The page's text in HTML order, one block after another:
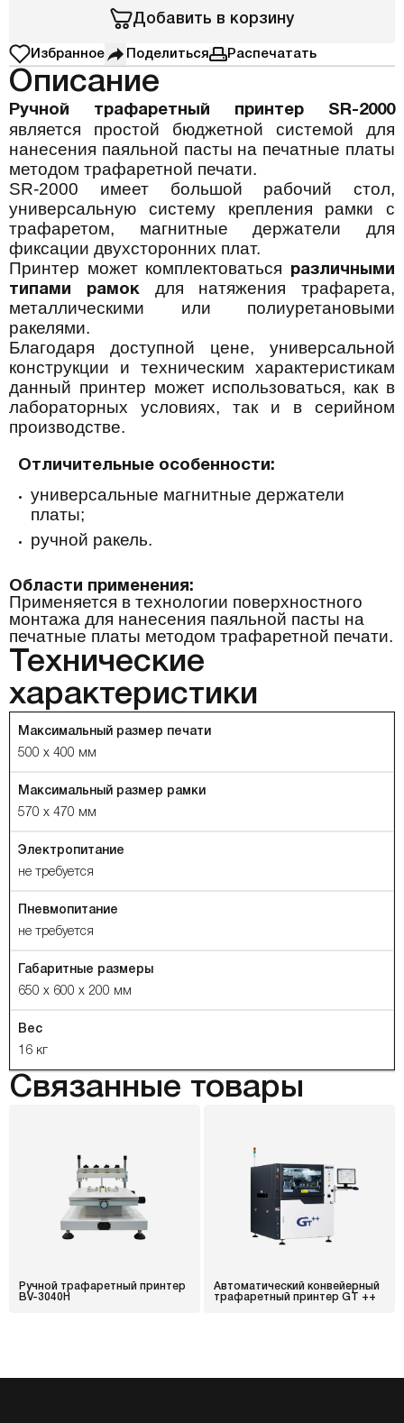
Добавить в корзину
Избранное Поделиться Распечатать
Описание
Ручной трафаретный принтер SR-2000
является простой бюджетной системой для
нанесения паяльной пасты на печатные платы
методом трафаретной печати.
SR-2000 имеет большой рабочий стол,
универсальную систему крепления рамки с
трафаретом, магнитные держатели для
фиксации двухсторонних плат.
Принтер может комплектоваться различными
типами рамок
для натяжения трафарета,
металлическими или полиуретановыми
ракелями.
Благодаря доступной цене, универсальной
конструкции и техническим характеристикам
данный принтер может использоваться, как в
лабораторных условиях, так и в серийном
производстве.
Отличительные особенности:
универсальные магнитные держатели
платы;
ручной ракель.
Области применения:
Применяется в технологии поверхностного
монтажа для нанесения паяльной пасты на
печатные платы методом трафаретной печати.
Технические
характеристики
Максимальный размер печати
500 х 400 мм
Максимальный размер рамки
570 х 470 мм
Электропитание
не требуется
Пневмопитание
не требуется
Габаритные размеры
650 х 600 х 200 мм
Вес
16 кг
Связанные товары
Ручной трафаретный принтер
BV-3040H
Автоматический конвейерный
трафаретный принтер GT ++